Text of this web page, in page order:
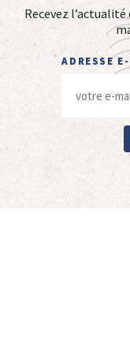
Recevez
ADRESSE